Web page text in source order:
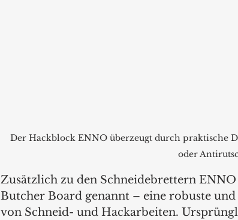
Der Hackblock ENNO überzeugt durch praktische
oder
Zusätzlich zu den Schneidebrettern
Butcher Board genannt – eine robuste
von Schneid- und Hackarbeiten.